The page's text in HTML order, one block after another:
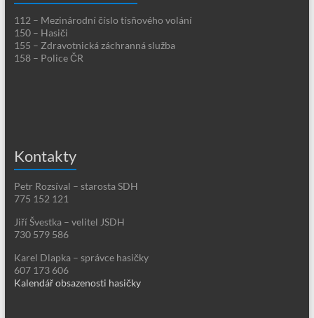
112 – Mezinárodní číslo tísňového volání
150 – Hasiči
155 – Zdravotnická záchranná služba
158 – Police ČR
Kontakty
Petr Rozsíval – starosta SDH
775 152 121
Jiří Švestka – velitel JSDH
730 579 586
Karel Dlapka – správce hasičky
607 173 606
Kalendář obsazenosti hasičky